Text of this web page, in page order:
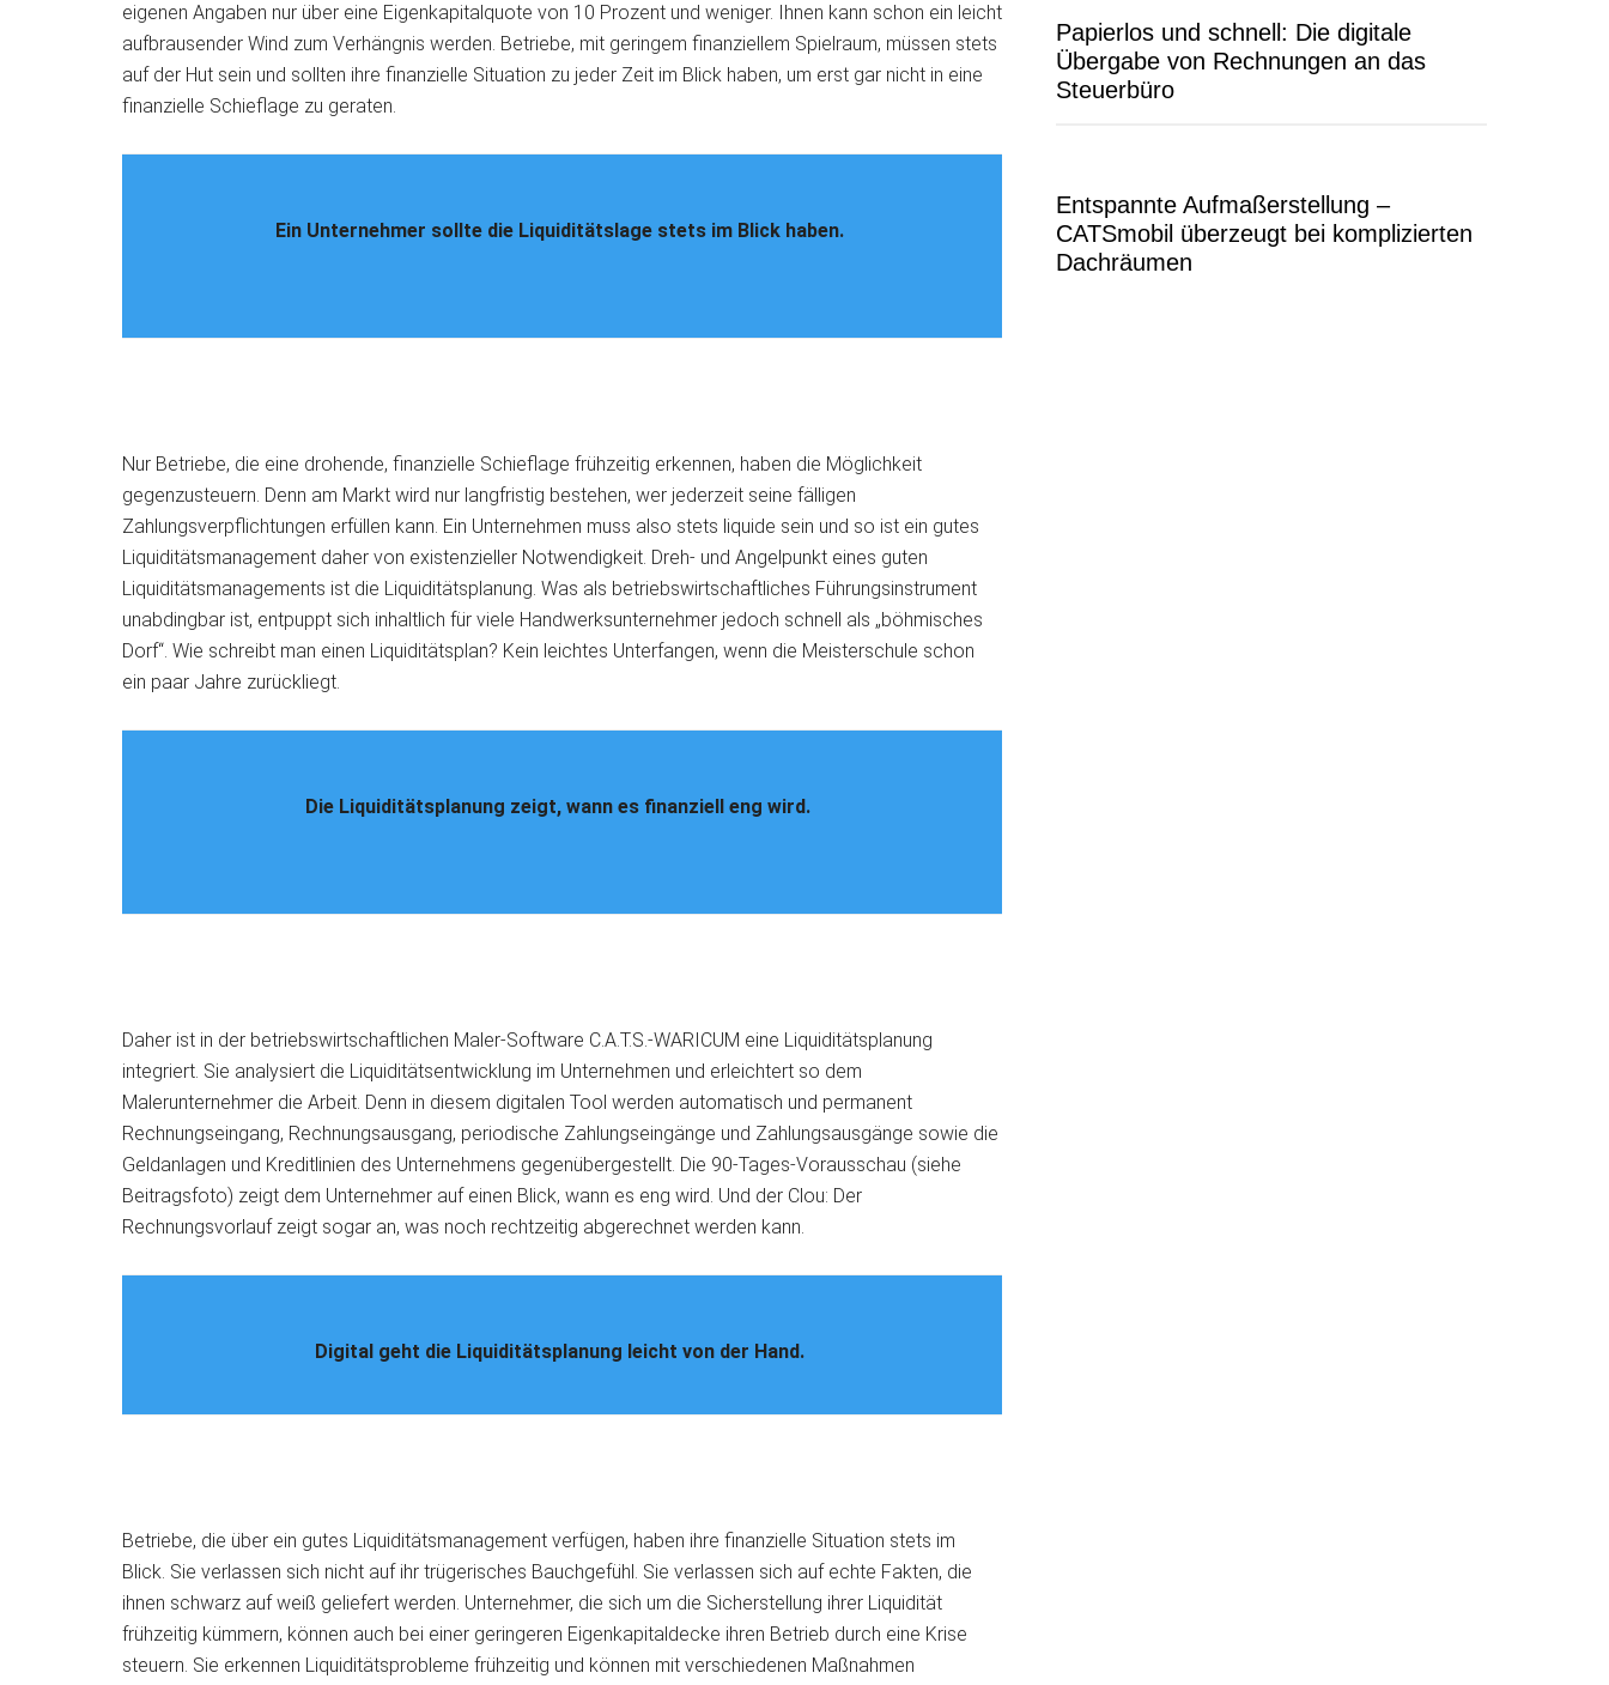
eigenen Angaben nur über eine Eigenkapitalquote von 10 Prozent und weniger. Ihnen kann schon ein leicht
aufbrausender Wind zum Verhängnis werden. Betriebe, mit geringem finanziellem Spielraum, müssen stets
auf der Hut sein und sollten ihre finanzielle Situation zu jeder Zeit im Blick haben, um erst gar nicht in eine
finanzielle Schieflage zu geraten.
Ein Unternehmer sollte die Liquiditätslage stets im Blick haben.
Nur Betriebe, die eine drohende, finanzielle Schieflage frühzeitig erkennen, haben die Möglichkeit
gegenzusteuern. Denn am Markt wird nur langfristig bestehen, wer jederzeit seine fälligen
Zahlungsverpflichtungen erfüllen kann. Ein Unternehmen muss also stets liquide sein und so ist ein gutes
Liquiditätsmanagement daher von existenzieller Notwendigkeit. Dreh- und Angelpunkt eines guten
Liquiditätsmanagements ist die Liquiditätsplanung. Was als betriebswirtschaftliches Führungsinstrument
unabdingbar ist, entpuppt sich inhaltlich für viele Handwerksunternehmer jedoch schnell als „böhmisches
Dorf“. Wie schreibt man einen Liquiditätsplan? Kein leichtes Unterfangen, wenn die Meisterschule schon
ein paar Jahre zurückliegt.
Die Liquiditätsplanung zeigt, wann es finanziell eng wird.
Daher ist in der betriebswirtschaftlichen Maler-Software C.A.T.S.-WARICUM eine Liquiditätsplanung
integriert. Sie analysiert die Liquiditätsentwicklung im Unternehmen und erleichtert so dem
Malerunternehmer die Arbeit. Denn in diesem digitalen Tool werden automatisch und permanent
Rechnungseingang, Rechnungsausgang, periodische Zahlungseingänge und Zahlungsausgänge sowie die
Geldanlagen und Kreditlinien des Unternehmens gegenübergestellt. Die 90-Tages-Vorausschau (siehe
Beitragsfoto) zeigt dem Unternehmer auf einen Blick, wann es eng wird. Und der Clou: Der
Rechnungsvorlauf zeigt sogar an, was noch rechtzeitig abgerechnet werden kann.
Digital geht die Liquiditätsplanung leicht von der Hand.
Betriebe, die über ein gutes Liquiditätsmanagement verfügen, haben ihre finanzielle Situation stets im
Blick. Sie verlassen sich nicht auf ihr trügerisches Bauchgefühl. Sie verlassen sich auf echte Fakten, die
ihnen schwarz auf weiß geliefert werden. Unternehmer, die sich um die Sicherstellung ihrer Liquidität
frühzeitig kümmern, können auch bei einer geringeren Eigenkapitaldecke ihren Betrieb durch eine Krise
steuern. Sie erkennen Liquiditätsprobleme frühzeitig und können mit verschiedenen Maßnahmen
Papierlos und schnell: Die digitale
Übergabe von Rechnungen an das
Steuerbüro
Entspannte Aufmaßerstellung –
CATSmobil überzeugt bei komplizierten
Dachräumen